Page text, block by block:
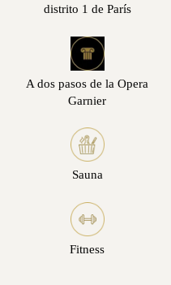
distrito 1 de París
A dos pasos de la Opera
Garnier
Sauna
Fitness